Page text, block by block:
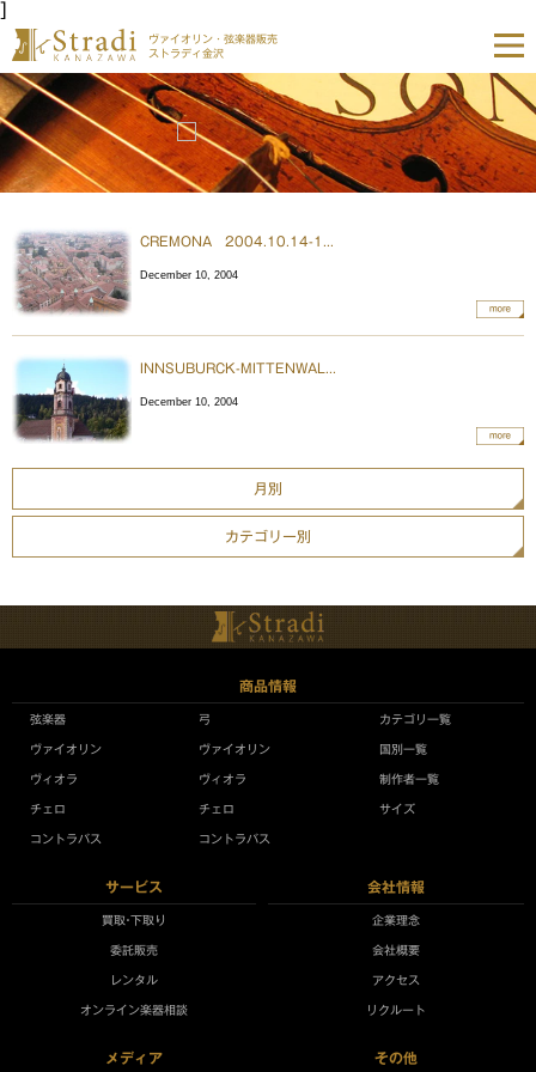
]
ヴァイオリン・弦楽器販売
ストラディ金沢
CREMONA 2004.10.14-1...
December 10, 2004
more
INNSUBURCK-MITTENWAL...
December 10, 2004
月別
カテゴリー別
商品情報
弦楽器
ヴァイオリン
ヴィオラ
チェロ
コントラバス
弓
ヴァイオリン
ヴィオラ
チェロ
コントラバス
カテゴリ一覧
国別一覧
制作者一覧
サイズ
サービス
買取•下取り
委託販売
レンタル
オンライン楽器相談
会社情報
企業理念
会社概要
アクセス
リクルート
メディア その他